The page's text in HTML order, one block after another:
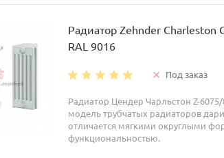
Радиатор Zehnder
RAL 9016
Под заказ
Радиатор Цендер Чарльстон Z-6075/
модель трубчатых радиаторов
отличается мягкими округлыми
функциональностью.